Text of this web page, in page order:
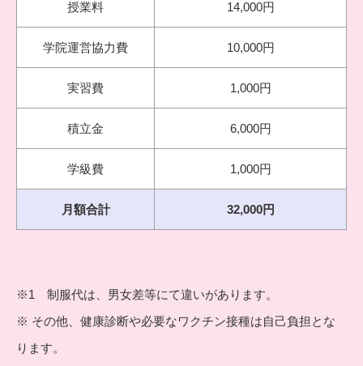
授業料 14,000円
学院運営協力費 10,000円
実習費 1,000円
積立金 6,000円
学級費 1,000円
月額合計 32,000円
※1 制服代は、男女差等にて違いがあります。
※ その他、健康診断や必要なワクチン接種は自己負担とな
ります。